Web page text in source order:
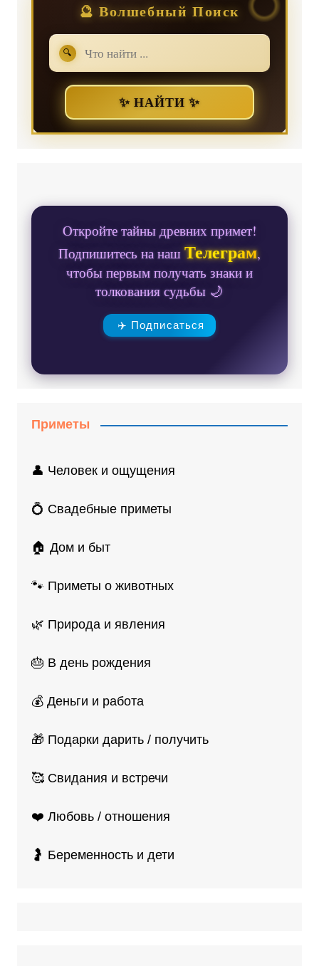
🔮 Волшебный Поиск
🔍
✨ НАЙТИ ✨
Откройте тайны древних примет!
Подпишитесь на нашТелеграм,
чтобы первым получать знаки и
толкования судьбы 🌙
✈️ Подписаться
Приметы
👤 Человек и ощущения
💍 Свадебные приметы
🏠 Дом и быт
🐾 Приметы о животных
🌿 Природа и явления
🎂 В день рождения
💰 Деньги и работа
🎁 Подарки дарить / получить
🥰 Свидания и встречи
❤️ Любовь / отношения
🤰 Беременность и дети